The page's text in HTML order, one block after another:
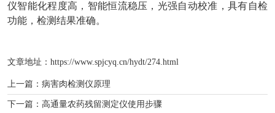
仪智能化程度高，智能恒流稳压，光强自动校准，具有自检
功能，检测结果准确。
文章地址： https://www.spjcyq.cn/hydt/274.html
上一篇： 病害肉检测仪原理
下一篇： 高通量农药残留测定仪使用步骤